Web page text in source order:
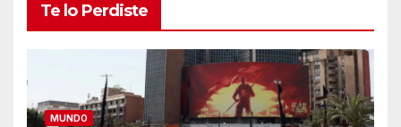
Te lo Perdiste
MUNDO